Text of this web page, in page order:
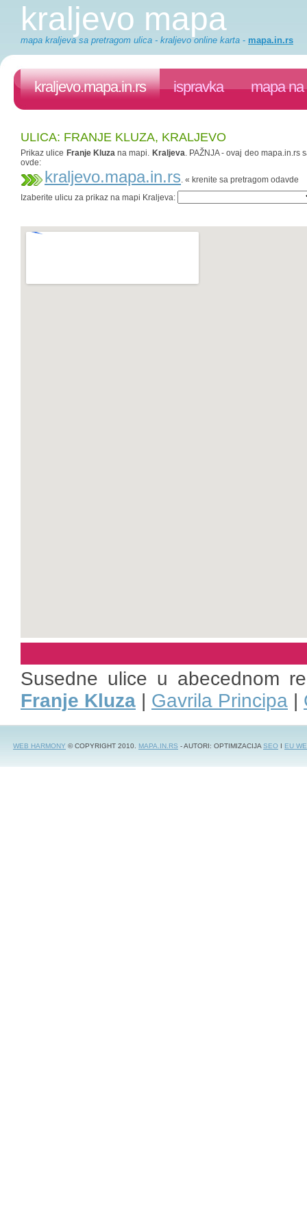
kraljevo mapa
mapa kraljeva sa pretragom ulica - kraljevo online karta - mapa.in.rs
kraljevo.mapa.in.rs ispravka mapa na
ULICA: FRANJE KLUZA, KRALJEVO
Prikaz ulice Franje Kluzana mapi. Kraljeva. PAŽNJA - ovaj deo mapa.in.rs
ovde:
kraljevo.mapa.in.rs. « krenite sa pretragom odavde
Izaberite ulicu za prikaz na mapi Kraljeva:
Susedne ulice u abecednom
Franje Kluza | Gavrila Principa |
WEB HARMONY © COPYRIGHT 2010. MAPA.IN.RS - AUTORI: OPTIMIZACIJASEO I EU